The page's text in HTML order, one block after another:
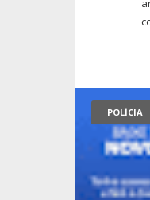
POLÍCIA